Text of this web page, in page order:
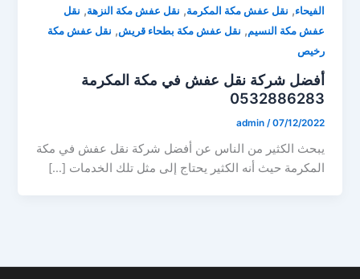
الفيحاء, نقل عفش مكة المكرمة, نقل عفش مكة النزهة, نقل
عفش مكة النسيم, نقل عفش مكة بطحاء قريش, نقل عفش مكة
رخيص
أفضل شركة نقل عفش في مكة المكرمة
0532886283
admin /07/12/2022
يبحث الكثير من الناس عن أفضل شركة نقل عفش في مكة
المكرمة حيث أنه الكثير يحتاج إلى مثل تلك الخدمات […]